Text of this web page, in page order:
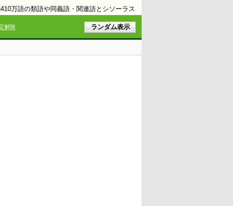
万語の類語や同義語・関連語とシソーラス
解除